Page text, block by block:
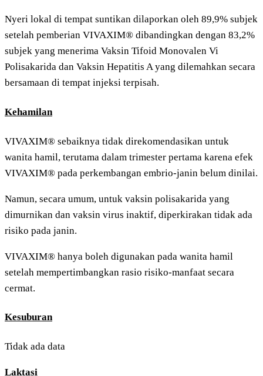
Nyeri lokal di tempat suntikan dilaporkan oleh 89,9% subjek
setelah pemberian VIVAXIM® dibandingkan dengan 83,2%
subjek yang menerima Vaksin Tifoid Monovalen Vi
Polisakarida dan Vaksin Hepatitis A yang dilemahkan secara
bersamaan di tempat injeksi terpisah.
Kehamilan
VIVAXIM® sebaiknya tidak direkomendasikan untuk
wanita hamil, terutama dalam trimester pertama karena efek
VIVAXIM® pada perkembangan embrio-janin belum dinilai.
Namun, secara umum, untuk vaksin polisakarida yang
dimurnikan dan vaksin virus inaktif, diperkirakan tidak ada
risiko pada janin.
VIVAXIM® hanya boleh digunakan pada wanita hamil
setelah mempertimbangkan rasio risiko-manfaat secara
cermat.
Kesuburan
Tidak ada data
Laktasi